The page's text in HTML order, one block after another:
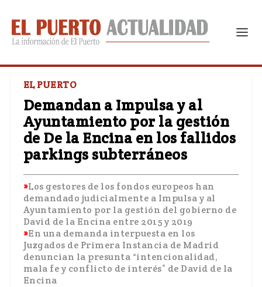
EL PUERTO
Demandan a Impulsa y al
Ayuntamiento por la gestión
de De la Encina en los fallidos
parkings subterráneos
Los gestores de los fondos europeos han
demandado judicialmente a Impulsa y al
Ayuntamiento por la gestión del gobierno de
David de la Encina entre 2015 y 2019
En una demanda interpuesta en los
Juzgados de Primera Instancia de Madrid
denuncian la presunta “intencionalidad,
mala fe y conflicto de interés” de David de la
Encina